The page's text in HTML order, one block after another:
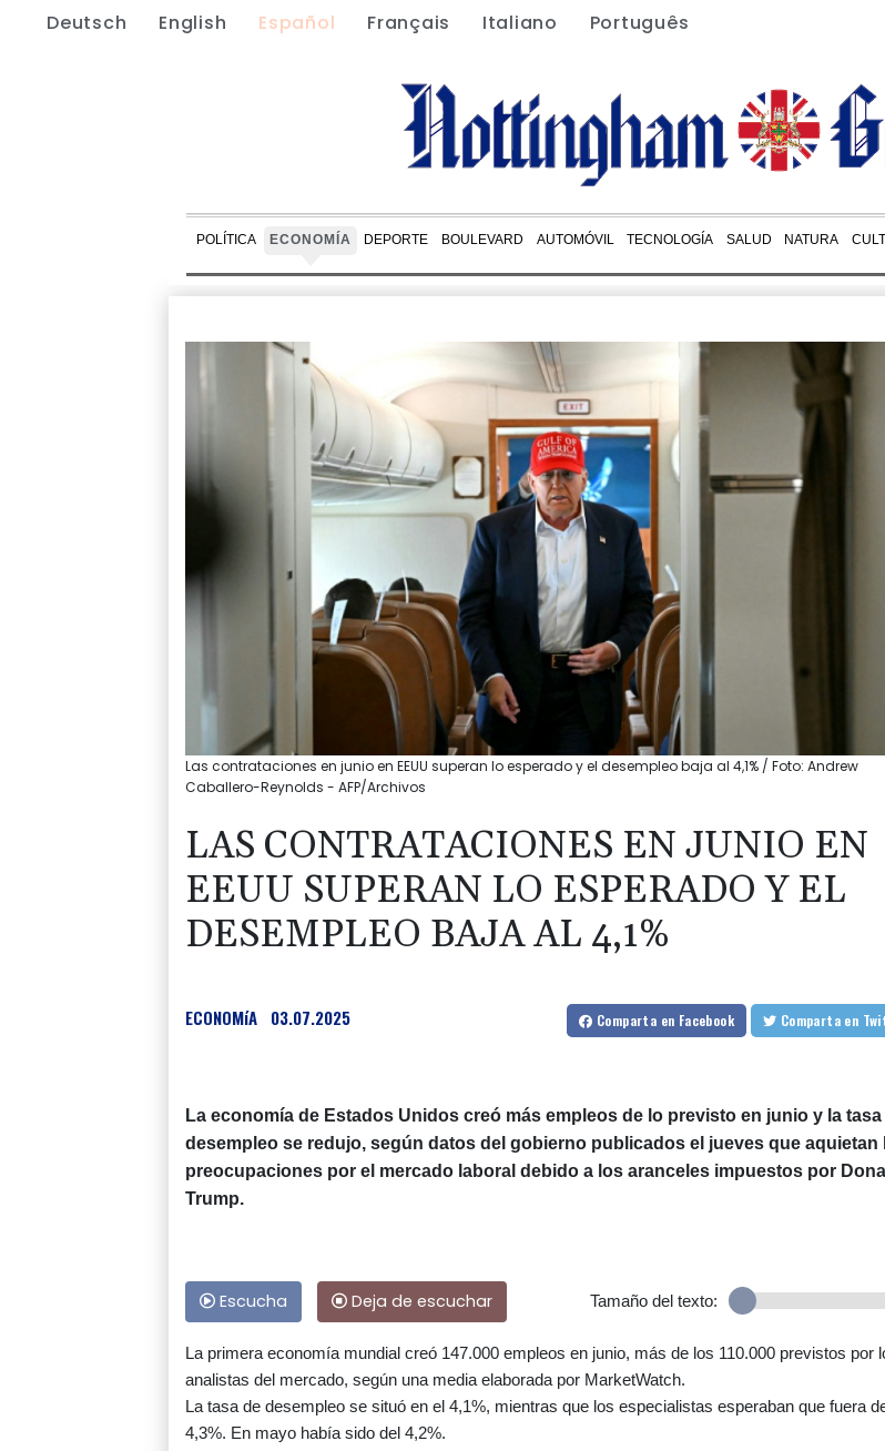
Deutsch English Español Français Italiano Português
POLÍTICA ECONOMÍA DEPORTE BOULEVARD AUTOMÓVIL TECNOLOGÍA SALUD NATURA
Las contrataciones en junio en EEUU superan lo esperado y el desempleo baja al 4,1% / Foto: Andrew
Caballero-Reynolds - AFP/Archivos
LAS CONTRATACIONES EN JUNIO EN
EEUU SUPERAN LO ESPERADO Y EL
DESEMPLEO BAJA AL 4,1%
ECONOMíA 03.07.2025 Comparta en Facebook Comparta en
La economía de Estados Unidos creó más empleos de lo previsto en junio y la tasa
desempleo se redujo, según datos del gobierno publicados el jueves que aquietan
preocupaciones por el mercado laboral debido a los aranceles impuestos por
Trump.
Escucha Deja de escuchar Tamaño del texto:
La primera economía mundial creó 147.000 empleos en junio, más de los 110.000 previstos por
analistas del mercado, según una media elaborada por MarketWatch.
La tasa de desempleo se situó en el 4,1%, mientras que los especialistas esperaban que fuera
4,3%. En mayo había sido del 4,2%.